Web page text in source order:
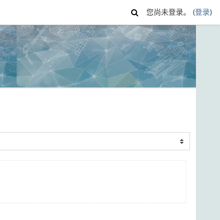
您尚未登录。 (登录)